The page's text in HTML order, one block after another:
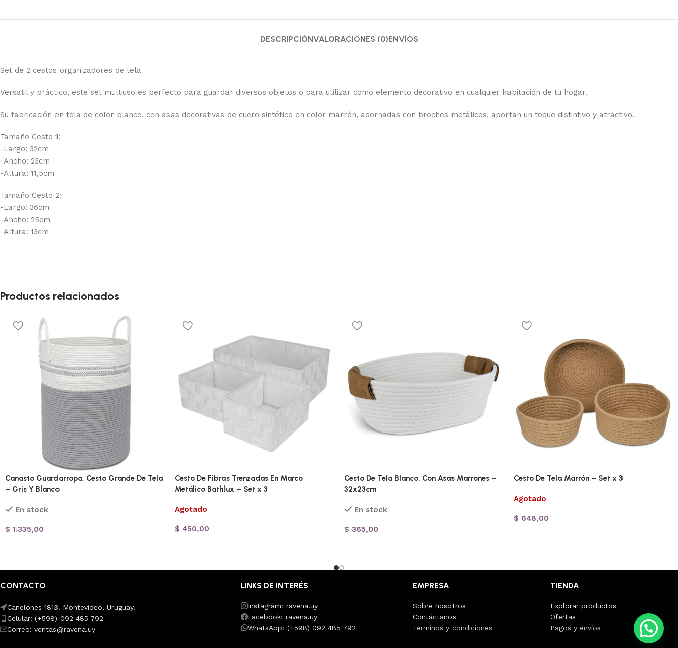
DESCRIPCIÓNVALORACIONES (0)ENVÍOS
Set de 2 cestos organizadores de tela
Versátil y práctico, este set multiuso es perfecto para guardar diversos objetos o para utilizar como elemento decorativo en cualquier habitación de tu hogar.
Su fabricación en tela de color blanco, con asas decorativas de cuero sintético en color marrón, adornadas con broches metálicos, aportan un toque distintivo y atractivo.
Tamaño Cesto 1:
-Largo: 32cm
-Ancho: 23cm
-Altura: 11,5cm
Tamaño Cesto 2:
-Largo: 36cm
-Ancho: 25cm
-Altura: 13cm
Productos relacionados
Canasto Guardarropa, Cesto Grande De Tela
– Gris Y Blanco
En stock
$ 1.335,00
Cesto De Fibras Trenzadas En Marco
Metálico Bathlux – Set x 3
Agotado
$ 450,00
Cesto De Tela Blanco, Con Asas Marrones –
32x23cm
En stock
$ 365,00
Cesto De Tela Marrón – Set x 3
Agotado
$ 648,00
CONTACTO
Canelones 1813. Montevideo, Uruguay.
Celular: (+598) 092 485 792
Correo: ventas@ravena.uy
LINKS DE INTERÉS
Instagram: ravena.uy
Facebook: ravena.uy
WhatsApp: (+598) 092 485 792
EMPRESA
Sobre nosotros
Contáctanos
Términos y condiciones
TIENDA
Explorar productos
Ofertas
Pagos y envíos
💭 ¿Necesitas ayuda?